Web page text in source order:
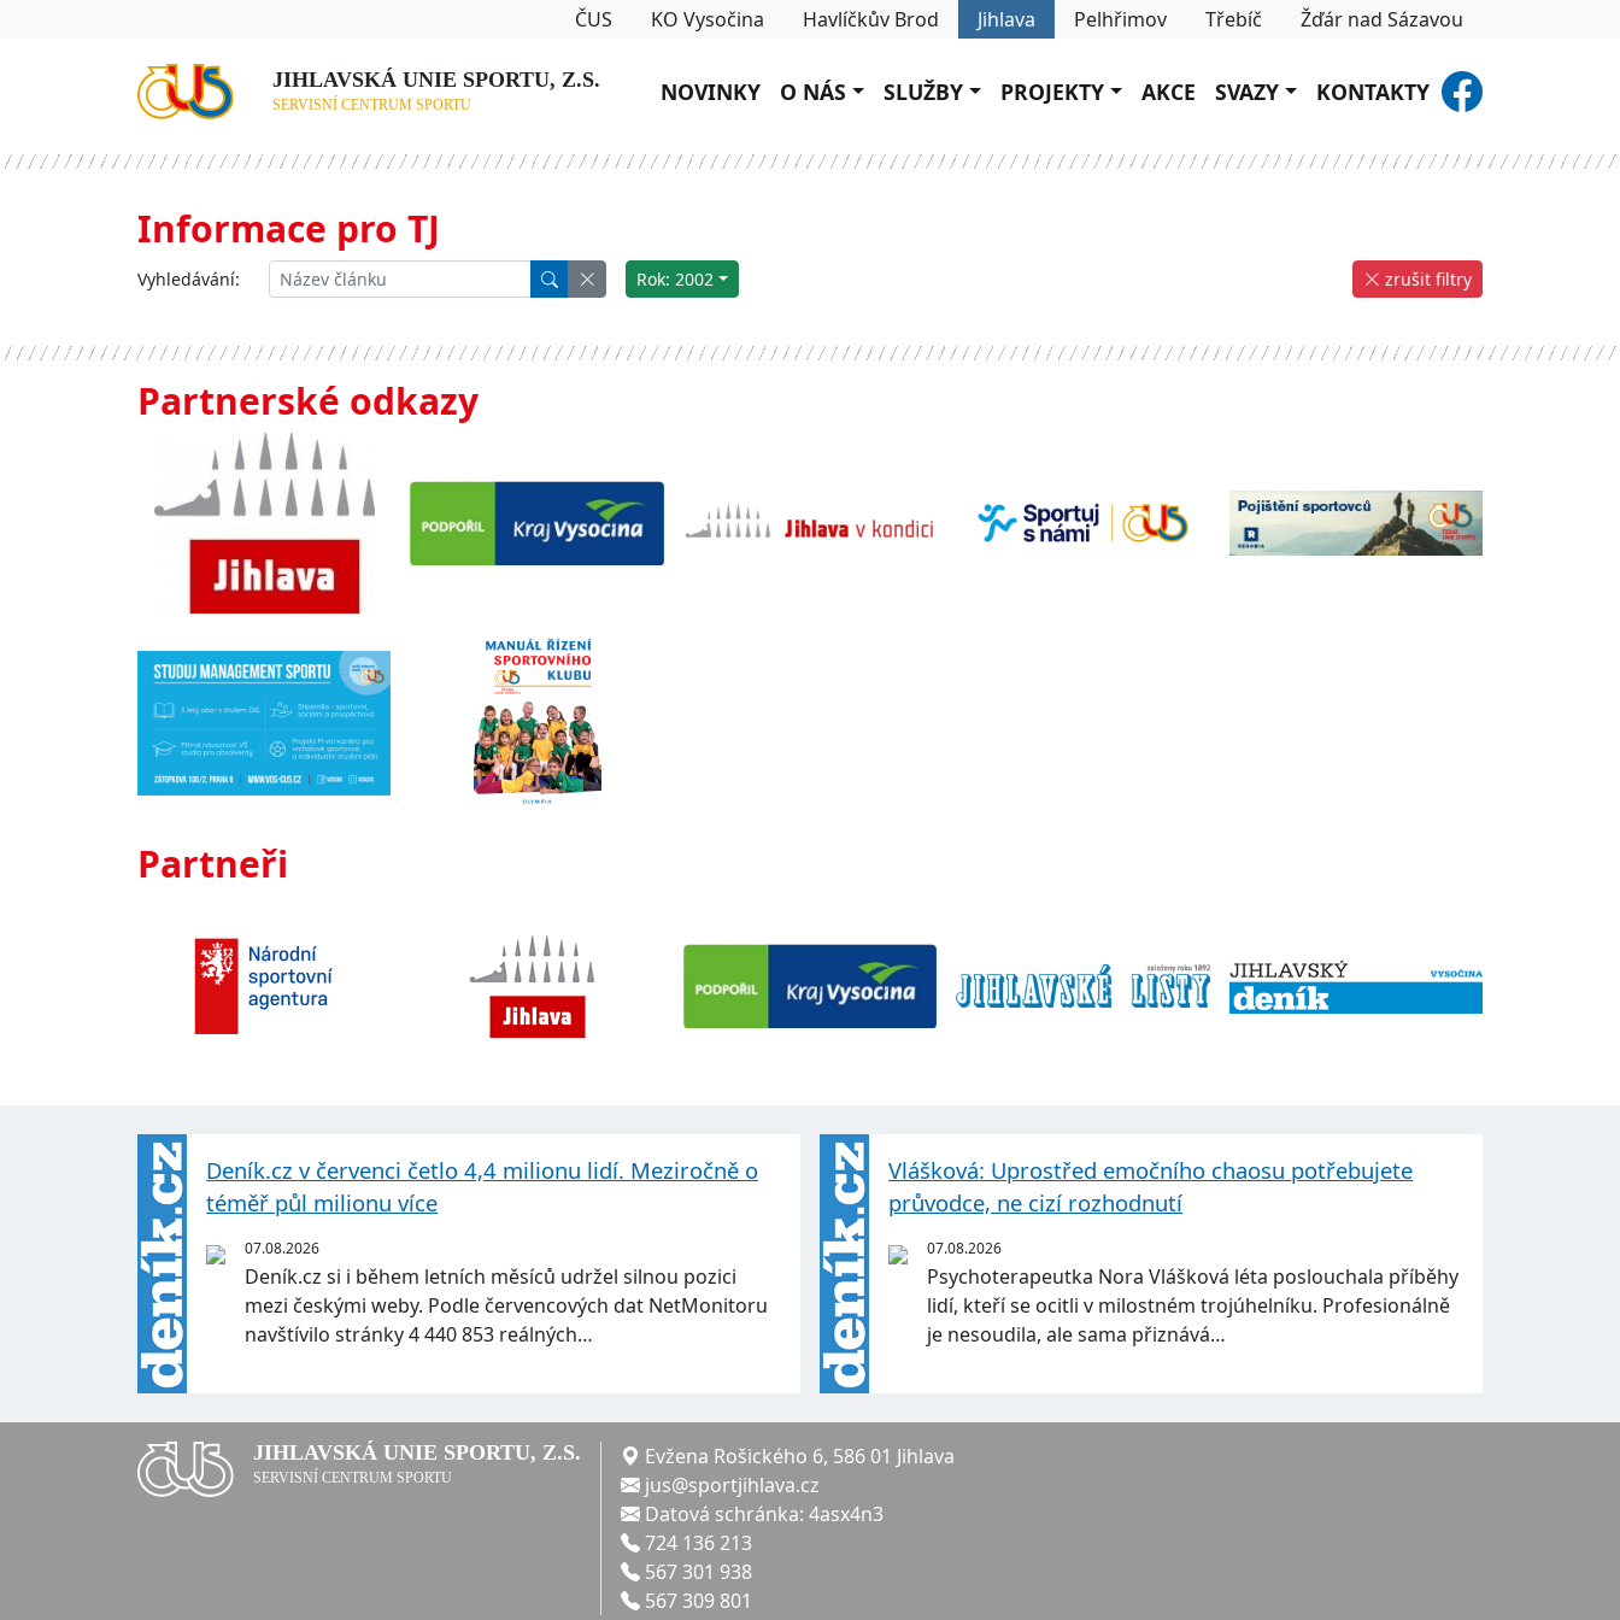
ČUS KO Vysočina Havlíčkův Brod Jihlava Pelhřimov Třebíč Žďár nad Sázavou
JIHLAVSKÁ UNIE SPORTU, Z.S.
SERVISNÍ CENTRUM SPORTU NOVINKY O NÁS SLUŽBY PROJEKTY AKCE SVAZY KONTAKTY
Informace pro TJ
Vyhledávání: Rok: 2002 zrušit filtry
Partnerské odkazy
Partneři
Deník.cz v červenci četlo 4,4 milionu lidí. Meziročně o
téměř půl milionu více
07.08.2026
Deník.cz si i během letních měsíců udržel silnou pozici
mezi českými weby. Podle červencových dat NetMonitoru
navštívilo stránky 4 440 853 reálných…
Vlášková: Uprostřed emočního chaosu potřebujete
průvodce, ne cizí rozhodnutí
07.08.2026
Psychoterapeutka Nora Vlášková léta poslouchala příběhy
lidí, kteří se ocitli v milostném trojúhelníku. Profesionálně
je nesoudila, ale sama přiznává…
JIHLAVSKÁ UNIE SPORTU, Z.S.
SERVISNÍ CENTRUM SPORTU
Evžena Rošického 6, 586 01 Jihlava
jus@sportjihlava.cz
Datová schránka: 4asx4n3
724 136 213
567 301 938
567 309 801